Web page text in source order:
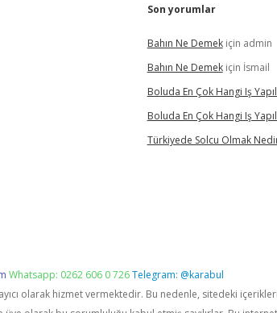
Son yorumlar
Bahın Ne Demekiçin admin
Bahın Ne Demekiçin İsmail
Boluda En Çok Hangi Iş
Boluda En Çok Hangi Iş
Türkiyede Solcu Olmak
Whatsapp: 0262 606 0 726Telegram: @karabul
olarak hizmet vermektedir. Bu nedenle, sitedeki